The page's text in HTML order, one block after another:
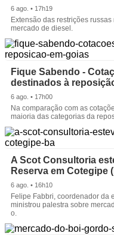
6 ago. • 17h19
Extensão das restrições
mercado de diesel.
Fique Sabendo -
destinados à
6 ago. • 17h00
Na comparação com as
maioria das categorias da
A Scot Consultoria
Reserva em Cotegipe
6 ago. • 16h10
Felipe Fabbri, coordenador da
ministrou palestra sobre
o.